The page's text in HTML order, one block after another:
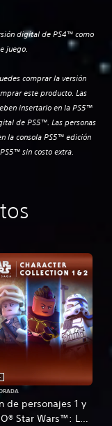
digital de PS4™ como
juego.
comprar la versión
este producto. Las
insertarlo en la PS5™
de PS5™. Las personas
la consola PS5™ edición
sin costo extra.
de personajes 1 y
Star Wars™: La